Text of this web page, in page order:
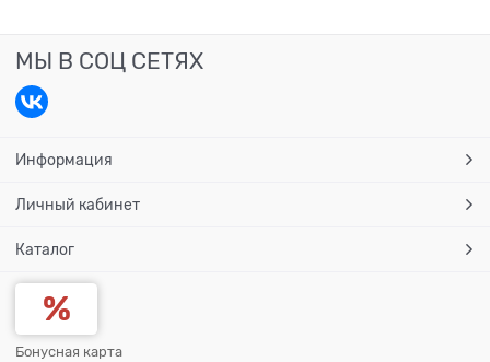
МЫ В СОЦ СЕТЯХ
Информация
Личный кабинет
Каталог
Бонусная карта